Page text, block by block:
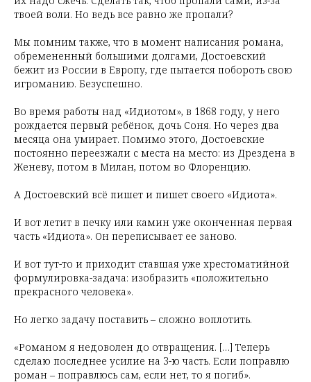
твоей воли. Но ведь все равно же пропали?
Мы помним также, что в момент написания романа,
обремененный большими долгами, Достоевский
бежит из России в Европу, где пытается побороть свою
игроманию. Безуспешно.
Во время работы над «Идиотом», в 1868 году, у него
рождается первый ребёнок, дочь Соня. Но через два
месяца она умирает. Помимо этого, Достоевские
постоянно переезжали с места на место: из Дрездена в
Женеву, потом в Милан, потом во Флоренцию.
А Достоевский всё пишет и пишет своего «Идиота».
И вот летит в печку или камин уже оконченная первая
часть «Идиота». Он переписывает ее заново.
И вот тут-то и приходит ставшая уже хрестоматийной
формулировка-задача: изобразить «положительно
прекрасного человека».
Но легко задачу поставить – сложно воплотить.
«Романом я недоволен до отвращения. […] Теперь
сделаю последнее усилие на 3-ю часть. Если поправлю
роман – поправлюсь сам, если нет, то я погиб»⁠.